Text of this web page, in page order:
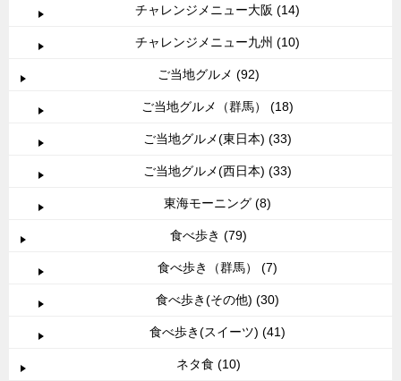
チャレンジメニュー大阪 (14)
チャレンジメニュー九州 (10)
ご当地グルメ (92)
ご当地グルメ（群馬） (18)
ご当地グルメ(東日本) (33)
ご当地グルメ(西日本) (33)
東海モーニング (8)
食べ歩き (79)
食べ歩き（群馬） (7)
食べ歩き(その他) (30)
食べ歩き(スイーツ) (41)
ネタ食 (10)